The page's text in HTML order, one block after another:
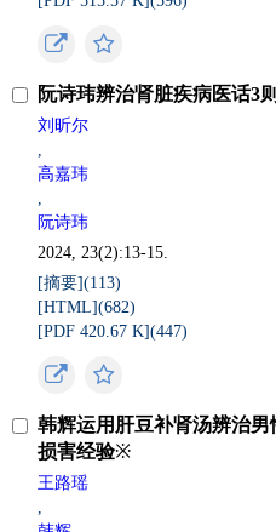
阮诗玮辨治肾脏疾病医话3
刘昕尔
,
高嘉玮
,
阮诗玮
2024, 23(2):13-15.
[摘要](113)
[HTML](682)
[PDF 420.67 K](447)
韩辉运用肝豆补肾汤辨治
损害经验※
王路瑶
,